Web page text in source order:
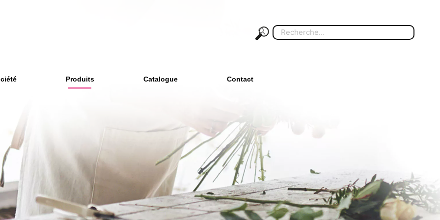
Search
for:
Produits Catalogue Contact